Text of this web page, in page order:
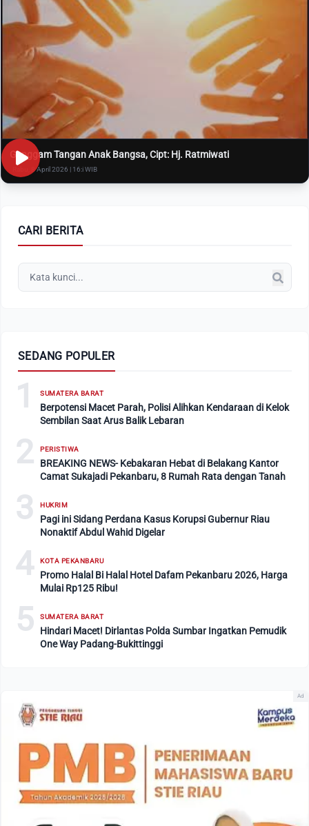
Genggam Tangan Anak Bangsa, Cipt: Hj. Ratmiwati
Rabu, 8 April 2026 | 16:i WIB
CARI BERITA
SEDANG POPULER
1 SUMATERA BARAT
Berpotensi Macet Parah, Polisi Alihkan Kendaraan di Kelok
Sembilan Saat Arus Balik Lebaran
2 PERISTIWA
BREAKING NEWS- Kebakaran Hebat di Belakang Kantor
Camat Sukajadi Pekanbaru, 8 Rumah Rata dengan Tanah
3 HUKRIM
Pagi ini Sidang Perdana Kasus Korupsi Gubernur Riau
Nonaktif Abdul Wahid Digelar
4 KOTA PEKANBARU
Promo Halal Bi Halal Hotel Dafam Pekanbaru 2026, Harga
Mulai Rp125 Ribu!
5 SUMATERA BARAT
Hindari Macet! Dirlantas Polda Sumbar Ingatkan Pemudik
One Way Padang-Bukittinggi
Ad